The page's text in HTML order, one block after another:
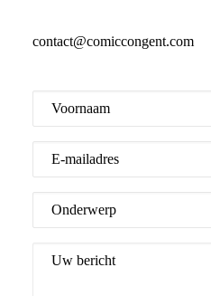
contact@comiccongent.com
Voornaam
E-mailadres
Onderwerp